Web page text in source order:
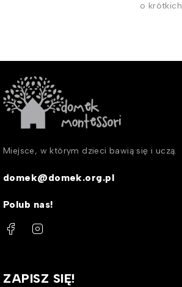
o krótkich
Miejsce, w którym dzieci bawią się i uczą.
domek@domek.org.pl
Polub nas!
ZAPISZ SIĘ!